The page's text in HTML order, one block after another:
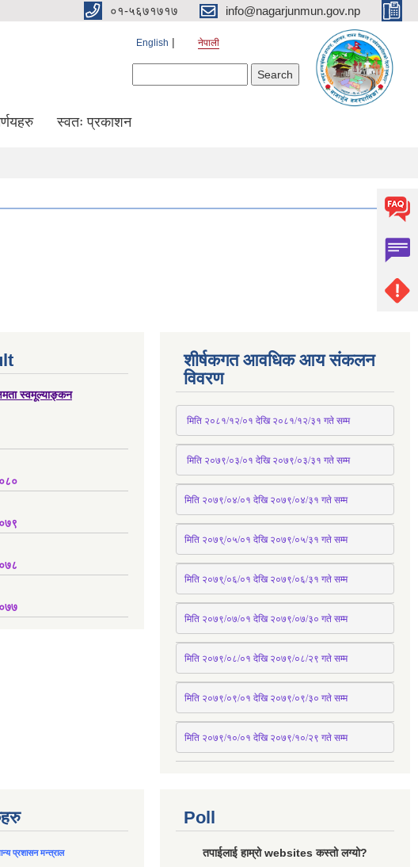
०१-५६७१७१७ info@nagarjunmun.gov.np
English नेपाली
स्वतः प्रकाशन
स्वमूल्याङ्कन
शीर्षकगत आवधिक आय संकलन
विवरण
मिति २०८१/१२/०१ देखि २०८१/१२/३१ गते सम्म
मिति २०७९/०३/०१ देखि २०७९/०३/३१ गते सम्म
मिति २०७९/०४/०१ देखि २०७९/०४/३१ गते सम्म
मिति २०७९्/०५/०१ देखि २०७९/०५/३१ गते सम्म
मिति २०७९्/०६/०१ देखि २०७९/०६/३१ गते सम्म
मिति २०७९/०७/०१ देखि २०७९/०७/३० गते सम्म
मिति २०७९/०८/०१ देखि २०७९/०८/२९ गते सम्म
मिति २०७९/०९/०१ देखि २०७९/०९/३० गते सम्म
मिति २०७९/१०/०१ देखि २०७९/१०/२९ गते सम्म
प्रशासन मन्त्राल
Poll
तपाईलाई हाम्रो websites कस्तो लग्यो?